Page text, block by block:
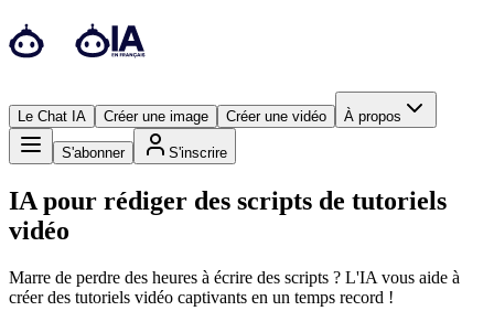
Le Chat IA Créer une image Créer une vidéo À propos
S'abonner S'inscrire
IA pour rédiger des scripts de tutoriels
vidéo
Marre de perdre des heures à écrire des scripts ? L'IA vous aide à
créer des tutoriels vidéo captivants en un temps record !